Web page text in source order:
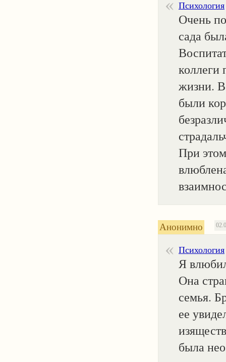
Психология
Очень
сада
коллеги
жизни.
были
При
Анонимно
Психология
Я
Она
семья.
ее
была